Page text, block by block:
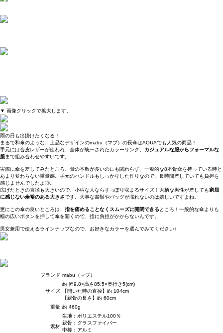
▼ 画像クリックで拡大します。
雨の日も出掛けたくなる！
まるで和傘のような、上品なデザインのmabu（マブ）の長傘はAQUAでも人気の商品！
手元には合皮レザーが使われ、全体が統一されたカラーリング。 カジュアルな服からフォーマルな
服まで組み合わせやすいです。
実際に傘を差してみたところ、骨の本数が多いのにも関わらず、一般的な8本骨傘を持っている時と
あまり変わらない重量感。手元のハンドルもしっかりした作りなので、長時間差していても負担を
感じませんでしたよ◎。
広げたときの直径も大きいので、小柄な人ならすっぽり収まるサイズ！大柄な男性が差しても窮屈
に感じない余裕のある大きさです。大事な書類やバッグが濡れないのは嬉しいですよね。
更にこの傘の良いところは、 指を痛めることなくスムーズに開閉できる ところ！一般的な傘よりも
幅の広いボタンを押して傘を開くので、指に負担がかからないんです。
男女兼用で使えるラインナップなので、お好きなカラーを選んでみてください♪
ブランド mabu（マブ）
サイズ
約 幅9.8×高さ85.5×奥行き5(cm)
【開いた時の直径】約 104cm
【親骨の長さ】約 60cm
重量 約 460g
素材
生地：ポリエステル100％
親骨：グラスファイバー
中棒：アルミ